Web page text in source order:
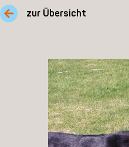
zur Übersicht